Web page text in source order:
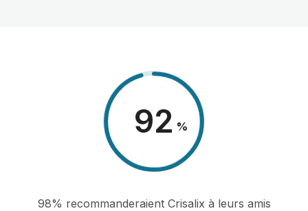
98 %
98% recommanderaient Crisalix à leurs amis